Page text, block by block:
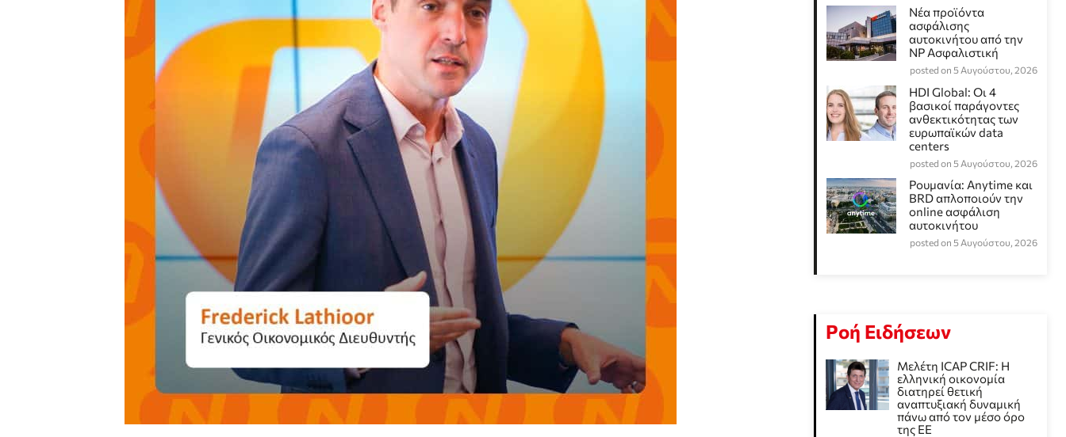
Νέα προϊόντα
ασφάλισης
αυτοκινήτου από την
NP Ασφαλιστική
posted on 5 Αυγούστου, 2026
HDI Global: Οι 4
βασικοί παράγοντες
ανθεκτικότητας των
ευρωπαϊκών data
centers
posted on 5 Αυγούστου, 2026
Ρουμανία: Anytime και
BRD απλοποιούν την
online ασφάλιση
αυτοκινήτου
posted on 5 Αυγούστου, 2026
Ροή Ειδήσεων
Μελέτη ICAP CRIF: Η
ελληνική οικονομία
διατηρεί θετική
αναπτυξιακή δυναμική
πάνω από τον μέσο όρο
της ΕΕ